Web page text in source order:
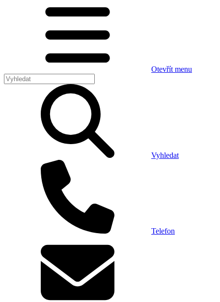
Otevřít menu
Vyhledat
Telefon